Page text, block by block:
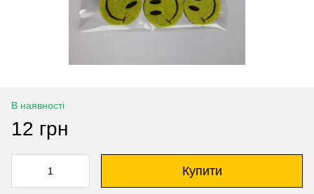
В наявності
12 грн
Купити